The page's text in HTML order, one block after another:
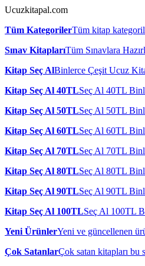
Ucuzkitapal.com
Tüm KategorilerTüm kitap
Sınav KitaplarıTüm Sınavlara
Kitap Seç AlBinlerce Çeşit Ucuz
Kitap Seç Al 40TLSeç Al 40TL
Kitap Seç Al 50TLSeç Al 50TL
Kitap Seç Al 60TLSeç Al 60TL
Kitap Seç Al 70TLSeç Al 70TL
Kitap Seç Al 80TLSeç Al 80TL
Kitap Seç Al 90TLSeç Al 90TL
Kitap Seç Al 100TLSeç Al 100TL
Yeni ÜrünlerYeni ve güncellenen
Çok SatanlarÇok satan kitapları bu